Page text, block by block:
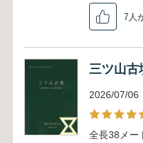
7人
三ツ山古
2026/07/06
全長38メー